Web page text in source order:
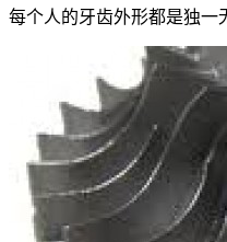
每个人的牙齿外形都是独一